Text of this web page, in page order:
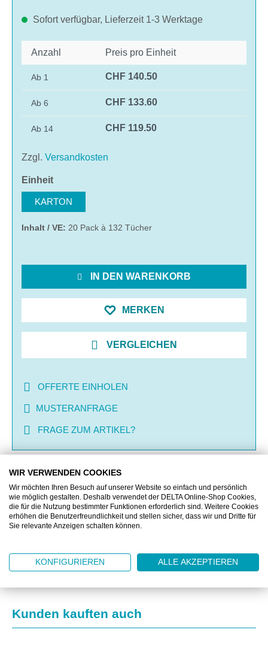
Sofort verfügbar, Lieferzeit 1-3 Werktage
Anzahl Preis pro Einheit
Ab 1 CHF 140.50
Ab 6 CHF 133.60
Ab 14 CHF 119.50
Zzgl. Versandkosten
Einheitauswählen
KARTON
Inhalt / VE: 20 Pack à 132 Tücher
IN DEN WARENKORB
MERKEN
VERGLEICHEN
OFFERTE EINHOLEN
MUSTERANFRAGE
FRAGE ZUM ARTIKEL?
BESCHREIBUNG
ZUSATZINFORMATIONEN
Produktgalerie überspringen
Kunden kauften auch
WIR VERWENDEN COOKIES
Wir möchten Ihren Besuch auf unserer Website so einfach und persönlich
wie möglich gestalten. Deshalb verwendet der DELTA Online-Shop Cookies,
die für die Nutzung bestimmter Funktionen erforderlich sind. Weitere Cookies
erhöhen die Benutzerfreundlichkeit und stellen sicher, dass wir und Dritte für
Sie relevante Anzeigen schalten können.
KONFIGURIEREN ALLE AKZEPTIEREN